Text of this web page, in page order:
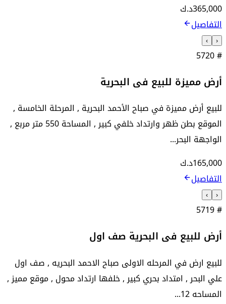
365,000د.ك
التفاصيل
‹
›
5720#
أرض مميزة للبيع فى البحرية
للبيع أرض مميزة في صباح الأحمد البحرية , المرحلة الخامسة ,
الموقع بطن ظهر وارتداد خلفي كبير , المساحة 550 متر مربع ,
الواجهة البحر...
165,000د.ك
التفاصيل
‹
›
5719#
أرض للبيع فى البحرية صف اول
للبيع ارض في المرحله الاولى صباح الاحمد البحريه , صف اول
علي البحر , امتداد بحري كبير , خلفها ارتداد محول , موقع مميز ,
المساحه 12...